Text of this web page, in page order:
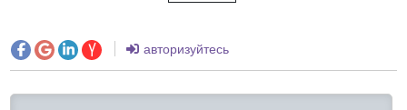
авторизуйтесь